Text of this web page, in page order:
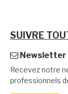
SUIVRE
Newsletter
Recevez notre
professionnels